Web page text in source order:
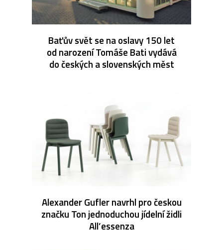
Baťův svět se na oslavy 150 let
od narození Tomáše Bati vydává
do českých a slovenských měst
Alexander Gufler navrhl pro českou
značku Ton jednoduchou jídelní židli
All’essenza